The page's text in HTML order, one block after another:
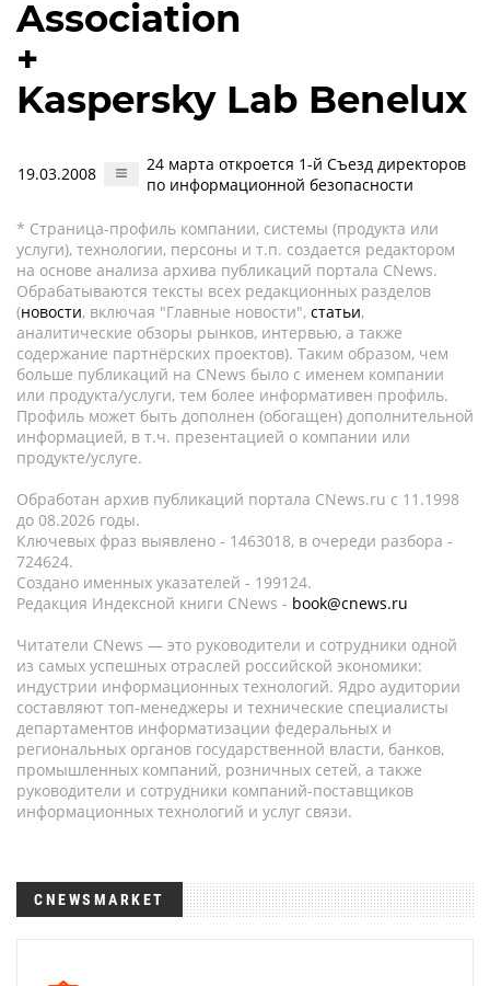
Association
+
Kaspersky Lab Benelux
19.03.2008
24 марта откроется 1-й Съезд директоров
по информационной безопасности
* Страница-профиль компании, системы (продукта или
услуги), технологии, персоны и т.п. создается редактором
на основе анализа архива публикаций портала CNews.
Обрабатываются тексты всех редакционных разделов
(новости, включая "Главные новости", статьи,
аналитические обзоры рынков, интервью, а также
содержание партнёрских проектов). Таким образом, чем
больше публикаций на CNews было с именем компании
или продукта/услуги, тем более информативен профиль.
Профиль может быть дополнен (обогащен) дополнительной
информацией, в т.ч. презентацией о компании или
продукте/услуге.
Обработан архив публикаций портала CNews.ru c 11.1998
до 08.2026 годы.
Ключевых фраз выявлено - 1463018, в очереди разбора -
724624.
Создано именных указателей - 199124.
Редакция Индексной книги CNews - book@cnews.ru
Читатели CNews — это руководители и сотрудники одной
из самых успешных отраслей российской экономики:
индустрии информационных технологий. Ядро аудитории
составляют топ-менеджеры и технические специалисты
департаментов информатизации федеральных и
региональных органов государственной власти, банков,
промышленных компаний, розничных сетей, а также
руководители и сотрудники компаний-поставщиков
информационных технологий и услуг связи.
CNEWSMARKET